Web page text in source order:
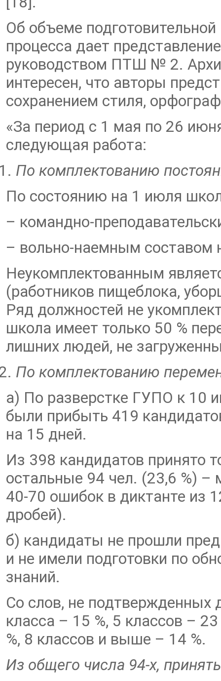
Об объеме
процесса дает
руководством ПТШ № 2.
интересен, что авторы
сохранением стиля,
«За период с 1 мая по 26
следующая работа:
По комплектованию
По состоянию на 1 июля
– командно-
– вольно-наемным составом
Неукомплектованным
(работников пищеблока,
Ряд должностей не
школа имеет только 50 %
лишних людей, не
По комплектованию
а) По разверстке ГУПО к 10
были прибыть 419
на 15 дней.
Из 398 кандидатов принято
остальные 94 чел. (23,6 %) –
40-70 ошибок в диктанте из
дробей).
б) кандидаты не прошли
и не имели подготовки по
знаний.
Со слов, не подтвержденных
класса – 15 %, 5 классов –
%, 8 классов и выше – 14 %.
Из общего числа 94-х,